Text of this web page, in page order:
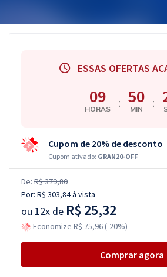
ESSAS OFERTAS
09
HORAS : 50
MIN :
Cupom de 20% de desconto
Cupom ativado: GRAN20-OFF
De: R$ 379,80
Por: R$ 303,84à vista
ou 12x de R$ 25,32
Economize R$ 75,96 (-20%)
Comprar agora